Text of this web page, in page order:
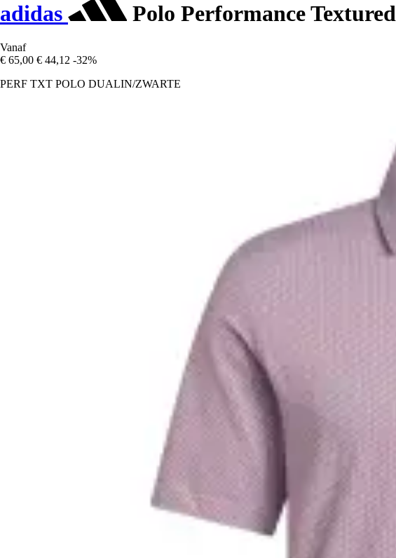
adidas Polo Performance Textured
Vanaf
€ 65,00 € 44,12 -32%
PERF TXT POLO DUALIN/ZWARTE